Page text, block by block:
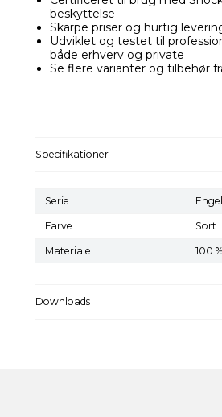
beskyttelse
Skarpe priser og hurtig
Udviklet og testet til
både erhverv og private
Se flere varianter og tilbehør
Specifikationer
Serie
Farve Sort
Materiale 100
Downloads